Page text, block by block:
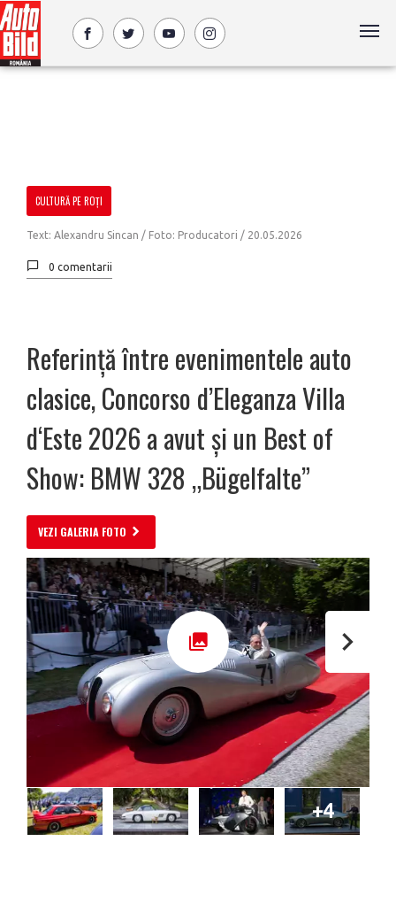
CULTURĂ PE ROȚI
Text: Alexandru Sincan / Foto: Producatori / 20.05.2026
0 comentarii
Referință între evenimentele auto
clasice, Concorso d’Eleganza Villa
d‘Este 2026 a avut și un Best of
Show: BMW 328 „Bügelfalte”
VEZI GALERIA FOTO
+4